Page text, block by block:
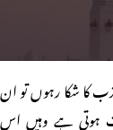
کا شکا رہوں تو ان
ہوتی ہے وہیں اس